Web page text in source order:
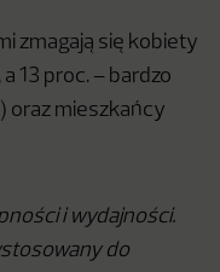
zmagają się kobiety
13 proc. – bardzo
oraz mieszkańcy
i wydajności.
do